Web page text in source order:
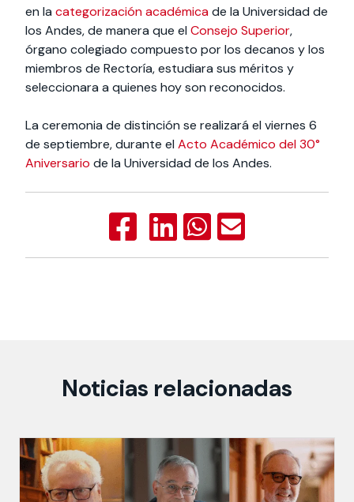
en la categorización académicade la Universidad de
los Andes, de manera que el Consejo Superior,
órgano colegiado compuesto por los decanos y los
miembros de Rectoría, estudiara sus méritos y
seleccionara a quienes hoy son reconocidos.
La ceremonia de distinción se realizará el viernes 6
de septiembre, durante el Acto Académico del 30°
Aniversario de la Universidad de los Andes.
Noticias relacionadas